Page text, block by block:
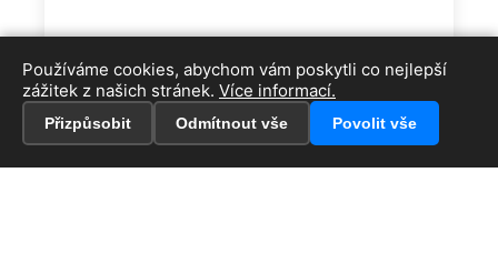
Používáme cookies, abychom vám poskytli co nejlepší
zážitek z našich stránek. Více informací.
Přizpůsobit Odmítnout vše Povolit vše